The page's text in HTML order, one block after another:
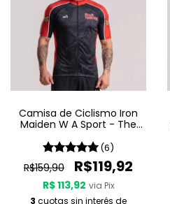
Camisa de Ciclismo Iron
Maiden W A Sport - The
(6)
R$159,90 R$119,92
R$ 113,92 via Pix
3 cuotas sin interés de